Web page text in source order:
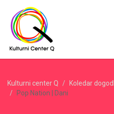
Kulturni center Q Koledar
Pop Nation | Dani